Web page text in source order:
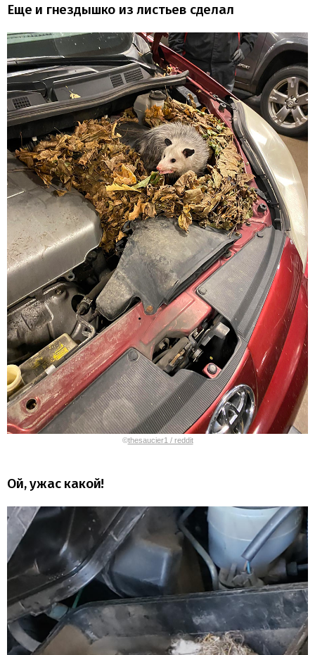
Еще и гнездышко из листьев сделал
©thesaucier1 / reddit
Ой, ужас какой!